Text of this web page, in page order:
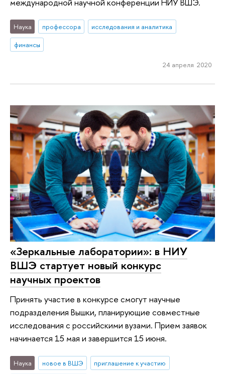
Наука профессора
исследования и аналитика
финансы
24 апреля 2020
«Зеркальные лаборатории»: в НИУ
ВШЭ стартует новый конкурс
научных проектов
Принять участие в конкурсе смогут научные
подразделения Вышки, планирующие совместные
исследования с российскими вузами. Прием заявок
начинается 15 мая и завершится 15 июня.
Наука новое в ВШЭ
приглашение к участию